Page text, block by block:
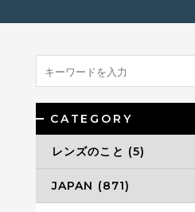
CATEGORY
レンズのこと (5)
JAPAN (871)